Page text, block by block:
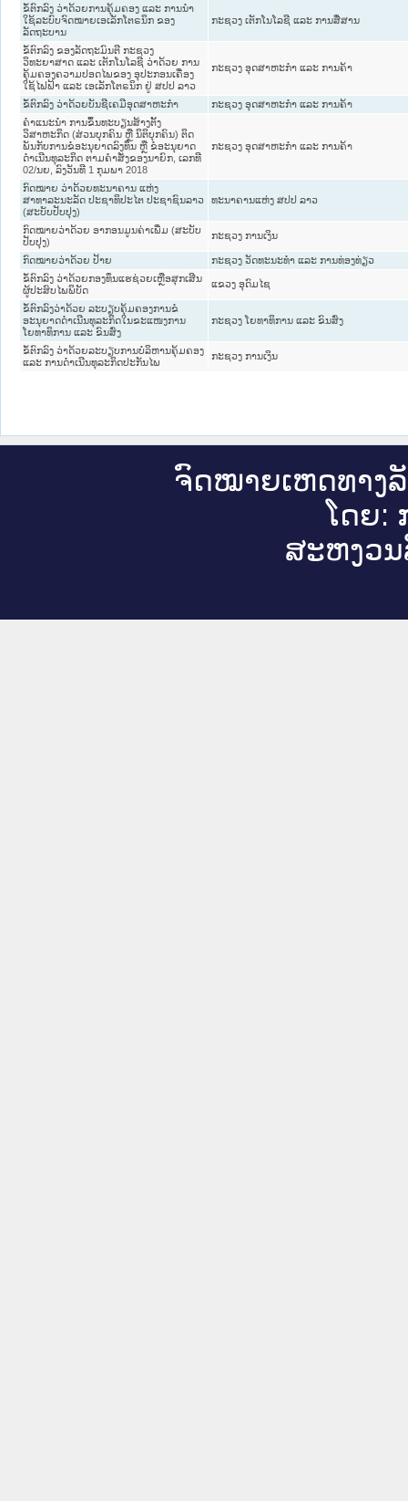
ຂໍ້ຕົກລົງ ວ່າດ້ວຍການຄຸ້ມຄອງ ແລະ ການນໍາ
ໃຊ້ລະບົບຈົດໝາຍເອເລັກໂຕຣນິກ ຂອງ
ລັດຖະບານ
ກະຊວງ ເຕັກໂນໂລຊີ ແລະ ການສື່ສານ
ຂໍ້ຕົກລົງ ຂອງລັດຖະມົນຕີ ກະຊວງ
ວິທະຍາສາດ ແລະ ເຕັກໂນໂລຊີ ວ່າດ້ວຍ ການ
ຄຸ້ມຄອງຄວາມປອດໄພຂອງ ອຸປະກອນເຄື່ອງ
ໃຊ້ໄຟຟ້າ ແລະ ເອເລັກໂຕຣນິກ ຢູ່ ສປປ ລາວ
ກະຊວງ ອຸດສາຫະກຳ ແລະ ການຄ້າ
ຂໍ້ຕົກລົງ ວ່າດ້ວຍບັນຊີເຄມີອຸດສາຫະກຳ
ກະຊວງ ອຸດສາຫະກຳ ແລະ ການຄ້າ
ຄຳແນະນຳ ການຂຶ້ນທະບຽນສ້າງຕັ້ງ
ວິສາຫະກິດ (ສ່ວນບຸກຄົນ ຫຼື ນິຕິບຸກຄົນ) ຕິດ
ພັນກັບການຂໍອະນຸຍາດລົງທຶນ ຫຼື ຂໍອະນຸຍາດ
ດຳເນີນທຸລະກິດ ຕາມຄຳສັ່ງຂອງນາຍົກ, ເລກທີ
02/ນຍ, ລົງວັນທີ 1 ກຸມພາ 2018
ກະຊວງ ອຸດສາຫະກຳ ແລະ ການຄ້າ
ກົດໝາຍ ວ່າດ້ວຍທະນາຄານ ແຫ່ງ
ສາທາລະນະລັດ ປະຊາທິປະໄຕ ປະຊາຊົນລາວ
(ສະບັບປັບປຸງ)
ທະນາຄານແຫ່ງ ສປປ ລາວ
ກົດໝາຍວ່າດ້ວຍ ອາກອນມູນຄ່າເພີ່ມ (ສະບັບ
ປັບປຸງ)
ກະຊວງ ການເງິນ
ກົດໝາຍວ່າດ້ວຍ ປ້າຍ
ກະຊວງ ວັດທະນະທຳ ແລະ ການທ່ອງທ່ຽວ
ຂໍ້ຕົກລົງ ວ່າດ້ວຍກອງທຶນແຮຊ່ວຍເຫຼືອສຸກເສີນ
ຜູ້ປະສົບໄພພິບັດ
ແຂວງ ອຸດົມໄຊ
ຂໍ້ຕົກລົງວ່າດ້ວຍ ລະບຽບຄຸ້ມຄອງການຂໍ
ອະນຸຍາດດຳເນີນທຸລະກິດໃນຂະແໜງການ
ໂຍທາທິການ ແລະ ຂົນສົ່ງ
ກະຊວງ ໂຍທາທິການ ແລະ ຂົນສົ່ງ
ຂໍ້ຕົກລົງ ວ່າດ້ວຍລະບຽບການບໍລິຫານຄຸ້ມຄອງ
ແລະ ການດຳເນີນທຸລະກິດປະກັນໄພ
ກະຊວງ ການເງິນ
ຈົດ​ໝາຍ​ເຫດ​ທາງ​
ໂດຍ:
ສະ​ຫງວນ​